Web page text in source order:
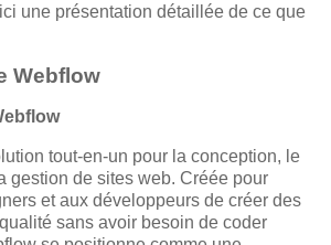
une présentation détaillée de ce que
Webflow
tout-en-un pour la conception, le
gestion de sites web. Créée pour
et aux développeurs de créer des
sans avoir besoin de coder